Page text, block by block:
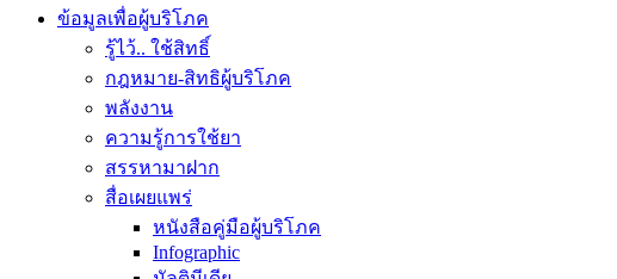
ข้อมูลเพื่อผู้บริโภค
รู้ไว้.. ใช้สิทธิ์
กฎหมาย-สิทธิผู้บริโภค
พลังงาน
ความรู้การใช้ยา
สรรหามาฝาก
สื่อเผยแพร่
หนังสือคู่มือผู้บริโภค
Infographic